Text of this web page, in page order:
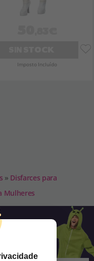
Imposto Incluído
» Disfarces para
Mulheres
de